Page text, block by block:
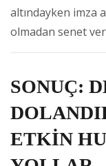
altındayken imza
olmadan senet
SONUÇ:
ETKİN